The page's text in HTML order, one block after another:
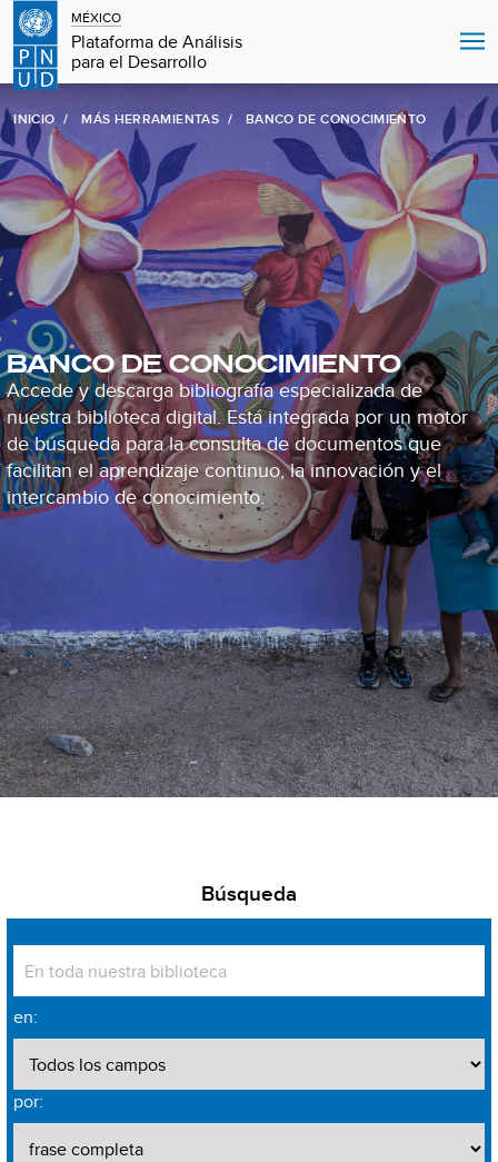
MÉXICO
Plataforma de Análisis
para el Desarrollo
INICIO MÁS HERRAMIENTAS BANCO DE CONOCIMIENTO
BANCO DE CONOCIMIENTO
Accede y descarga bibliografía especializada de
nuestra biblioteca digital. Está integrada por un motor
de búsqueda para la consulta de documentos que
facilitan el aprendizaje continuo, la innovación y el
intercambio de conocimiento.
Búsqueda
en:
por: